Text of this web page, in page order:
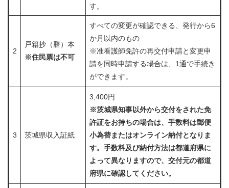
す。
2
戸籍抄（謄）本
※住民票は不可
すべての変更が確認できる、発行から6
か月以内のもの
※准看護師免許の再交付申請と変更申
請を同時申請する場合は、1通で手続き
ができます。
3 茨城県収入証紙
3,400円
※茨城県知事以外から交付をされた免
許証をお持ちの場合は、 手数料は郵便
小為替またはオンライン納付となりま
す。手数料及び納付方法は都道府県に
よって異なりますので、​交付元の都道
府県に確認してください。